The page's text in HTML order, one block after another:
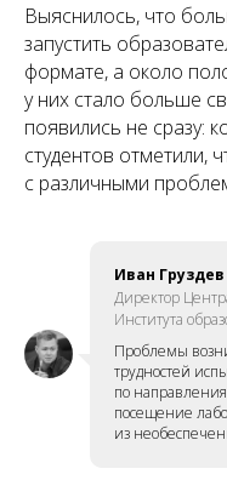
Выяснилось, что
запустить
формате, а около
у них стало больше
появились не сразу:
студентов отметили,
с различными
Иван Груздев
Директор
Института
Проблемы
трудностей
по
посещение
из